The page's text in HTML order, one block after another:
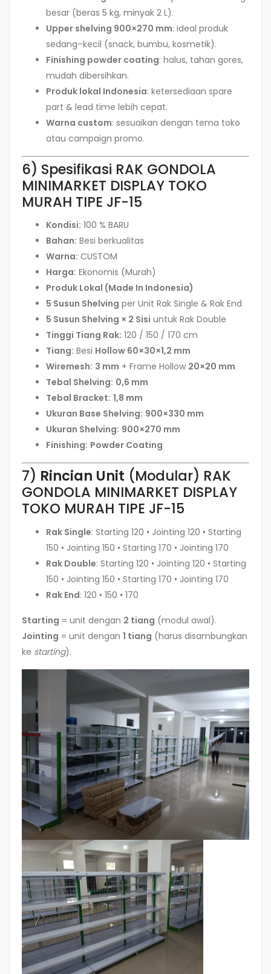
besar (beras 5 kg, minyak 2 L).
Upper shelving 900×270 mm: ideal produk
sedang–kecil (snack, bumbu, kosmetik).
Finishing powder coating: halus, tahan gores,
mudah dibersihkan.
Produk lokal Indonesia: ketersediaan spare
part & lead time lebih cepat.
Warna custom: sesuaikan dengan tema toko
atau campaign promo.
6) Spesifikasi RAK GONDOLA
MINIMARKET DISPLAY TOKO
MURAH TIPE JF-15
Kondisi: 100 % BARU
Bahan: Besi berkualitas
Warna: CUSTOM
Harga: Ekonomis (Murah)
Produk Lokal (Made In Indonesia)
5 Susun Shelving per Unit Rak Single & Rak End
5 Susun Shelving × 2 Sisi untuk Rak Double
Tinggi Tiang Rak: 120 / 150 / 170 cm
Tiang: Besi Hollow 60×30×1,2 mm
Wiremesh: 3 mm + Frame Hollow 20×20 mm
Tebal Shelving: 0,6 mm
Tebal Bracket: 1,8 mm
Ukuran Base Shelving: 900×330 mm
Ukuran Shelving: 900×270 mm
Finishing: Powder Coating
7) Rincian Unit (Modular) RAK
GONDOLA MINIMARKET DISPLAY
TOKO MURAH TIPE JF-15
Rak Single: Starting 120 • Jointing 120 • Starting
150 • Jointing 150 • Starting 170 • Jointing 170
Rak Double: Starting 120 • Jointing 120 • Starting
150 • Jointing 150 • Starting 170 • Jointing 170
Rak End: 120 • 150 • 170
Starting = unit dengan 2 tiang (modul awal).
Jointing = unit dengan 1 tiang (harus disambungkan
ke starting).